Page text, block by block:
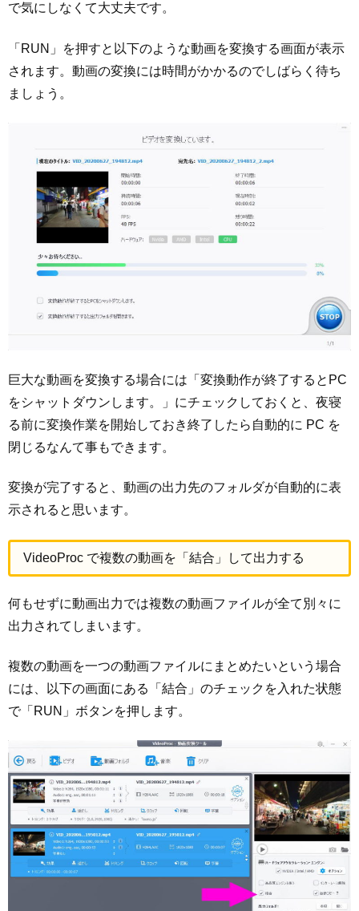
で気にしなくて大丈夫です。
「RUN」を押すと以下のような動画を変換する画面が表示
されます。動画の変換には時間がかかるのでしばらく待ち
ましょう。
巨大な動画を変換する場合には「変換動作が終了するとPC
をシャットダウンします。」にチェックしておくと、夜寝
る前に変換作業を開始しておき終了したら自動的に PC を
閉じるなんて事もできます。
変換が完了すると、動画の出力先のフォルダが自動的に表
示されると思います。
VideoProc で複数の動画を「結合」して出力する
何もせずに動画出力では複数の動画ファイルが全て別々に
出力されてしまいます。
複数の動画を一つの動画ファイルにまとめたいという場合
には、以下の画面にある「結合」のチェックを入れた状態
で「RUN」ボタンを押します。